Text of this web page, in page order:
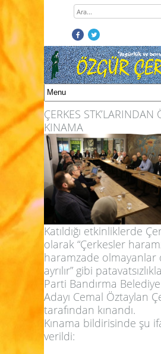
ÇERKES STK’LARINDAN
KINAMA
Katıldığı etkinliklerde
olarak “Çerkesler
haramzade olmayanlar
ayrılır” gibi
Parti Bandırma
Adayı Cemal Öztaylan
tarafından kınandı.
Kınama bildirisinde şu
verildi: